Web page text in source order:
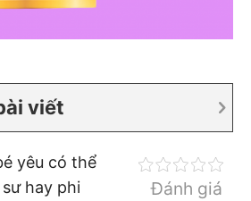
viết
Đánh giá
yêu có thể
hay phi